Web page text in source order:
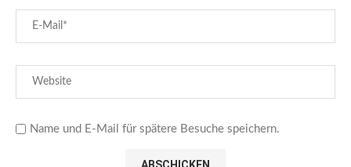
Name und E-Mail für spätere Besuche speichern.